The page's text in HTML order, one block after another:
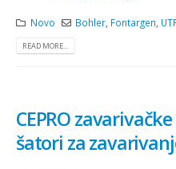
Novo Bohler, Fontargen,
READ MORE...
CEPRO
šatori za